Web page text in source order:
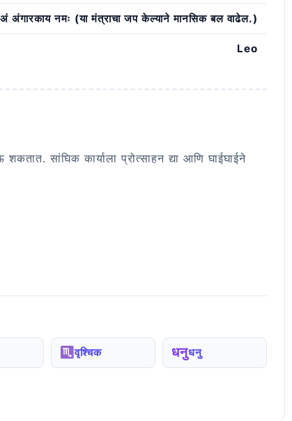
नमः (या मंत्राचा जप केल्याने मानसिक बल वाढेल.)
Leo
सांघिक कार्याला प्रोत्साहन द्या आणि घाईघाईने
वृश्चिक धनुधनु